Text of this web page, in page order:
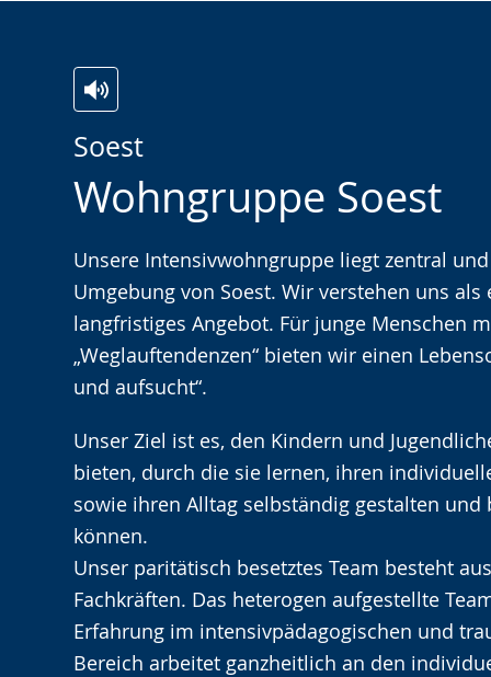
Soest
Wohngruppe Soest
Unsere Intensivwohngruppe liegt zentral
Umgebung von Soest. Wir verstehen uns
langfristiges Angebot. Für junge Menschen
„Weglauftendenzen“ bieten wir einen
und aufsucht“.
Unser Ziel ist es, den Kindern und
bieten, durch die sie lernen, ihren
sowie ihren Alltag selbständig gestalten und
können.
Unser paritätisch besetztes Team besteht
Fachkräften. Das heterogen aufgestellte
Erfahrung im intensivpädagogischen und
Bereich arbeitet ganzheitlich an den
Leichten
Sprache
wechseln.
Audio-
Unterstützung.
Video
in
Deutscher
Gebärdensprache
wird
angezeigt.